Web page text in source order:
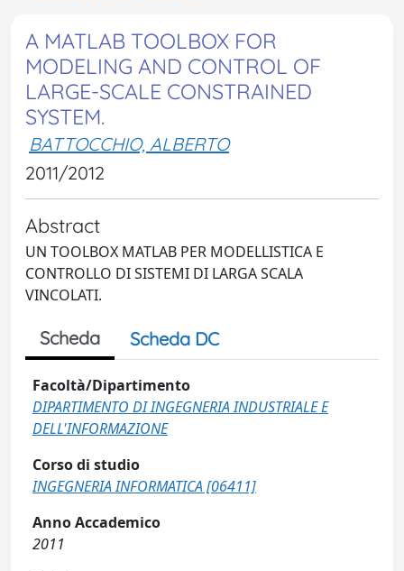
A MATLAB TOOLBOX FOR
MODELING AND CONTROL OF
LARGE-SCALE CONSTRAINED
SYSTEM.
BATTOCCHIO, ALBERTO
2011/2012
Abstract
UN TOOLBOX MATLAB PER MODELLISTICA E
CONTROLLO DI SISTEMI DI LARGA SCALA
VINCOLATI.
Scheda Scheda DC
Facoltà/Dipartimento
DIPARTIMENTO DI INGEGNERIA INDUSTRIALE E
DELL'INFORMAZIONE
Corso di studio
INGEGNERIA INFORMATICA [06411]
Anno Accademico
2011